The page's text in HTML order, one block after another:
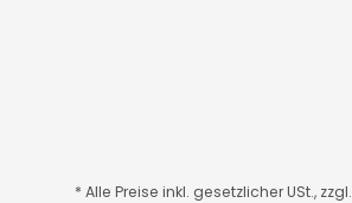
* Alle Preise inkl. gesetzlicher USt., zzgl.